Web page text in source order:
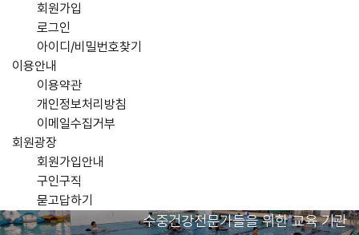
회원가입
로그인
아이디/비밀번호찾기
이용안내
이용약관
개인정보처리방침
이메일수집거부
회원광장
회원가입안내
구인구직
묻고답하기
수중건강전문가들을 위한 교육 기관